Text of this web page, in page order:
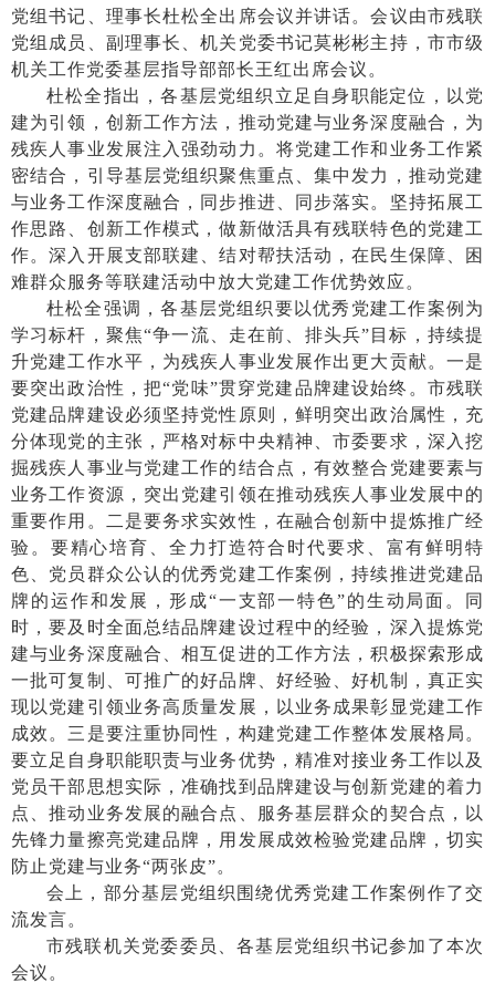
党组书记、理事长杜松全出席会议并讲话。会议由市残联
党组成员、副理事长、机关党委书记莫彬彬主持，市市级
机关工作党委基层指导部部长王红出席会议。
杜松全指出，各基层党组织立足自身职能定位，以党
建为引领，创新工作方法，推动党建与业务深度融合，为
残疾人事业发展注入强劲动力。将党建工作和业务工作紧
密结合，引导基层党组织聚焦重点、集中发力，推动党建
与业务工作深度融合，同步推进、同步落实。坚持拓展工
作思路、创新工作模式，做新做活具有残联特色的党建工
作。深入开展支部联建、结对帮扶活动，在民生保障、困
难群众服务等联建活动中放大党建工作优势效应。
杜松全强调，各基层党组织要以优秀党建工作案例为
学习标杆，聚焦“争一流、走在前、排头兵”目标，持续提
升党建工作水平，为残疾人事业发展作出更大贡献。一是
要突出政治性，把“党味”贯穿党建品牌建设始终。市残联
党建品牌建设必须坚持党性原则，鲜明突出政治属性，充
分体现党的主张，严格对标中央精神、市委要求，深入挖
掘残疾人事业与党建工作的结合点，有效整合党建要素与
业务工作资源，突出党建引领在推动残疾人事业发展中的
重要作用。二是要务求实效性，在融合创新中提炼推广经
验。要精心培育、全力打造符合时代要求、富有鲜明特
色、党员群众公认的优秀党建工作案例，持续推进党建品
牌的运作和发展，形成“一支部一特色”的生动局面。同
时，要及时全面总结品牌建设过程中的经验，深入提炼党
建与业务深度融合、相互促进的工作方法，积极探索形成
一批可复制、可推广的好品牌、好经验、好机制，真正实
现以党建引领业务高质量发展，以业务成果彰显党建工作
成效。三是要注重协同性，构建党建工作整体发展格局。
要立足自身职能职责与业务优势，精准对接业务工作以及
党员干部思想实际，准确找到品牌建设与创新党建的着力
点、推动业务发展的融合点、服务基层群众的契合点，以
先锋力量擦亮党建品牌，用发展成效检验党建品牌，切实
防止党建与业务“两张皮”。
会上，部分基层党组织围绕优秀党建工作案例作了交
流发言。
市残联机关党委委员、各基层党组织书记参加了本次
会议。